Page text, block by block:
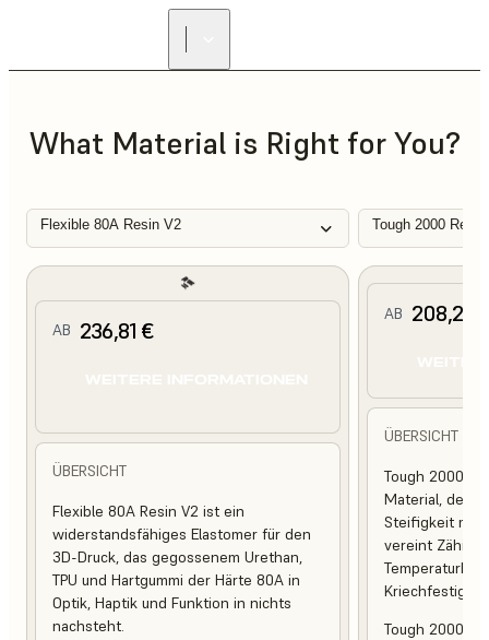
What Material is Right for You?
Flexible 80A Resin V2 Tough 2000
AB 236,81 €
ÜBERSICHT
Flexible 80A Resin V2 ist ein
widerstandsfähiges Elastomer für den
3D-Druck, das gegossenem Urethan,
TPU und Hartgummi der Härte 80A in
Optik, Haptik und Funktion in nichts
nachsteht.
AB 208,25
ÜBERSICHT
Tough 2000
Material,
Steifigkeit mit
vereint
Tough 2000